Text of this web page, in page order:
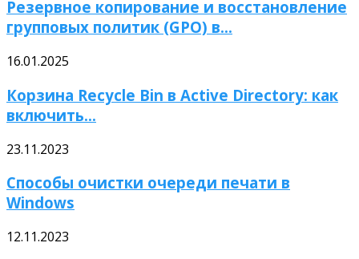
Резервное копирование и восстановление
групповых политик (GPO) в...
16.01.2025
Корзина Recycle Bin в Active Directory: как
включить...
23.11.2023
Способы очистки очереди печати в
Windows
12.11.2023